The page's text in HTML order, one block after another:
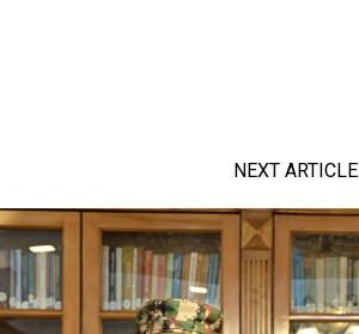
NEXT ARTICLE